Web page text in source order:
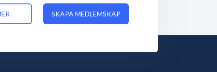
SKAPA MEDLEMSKAP